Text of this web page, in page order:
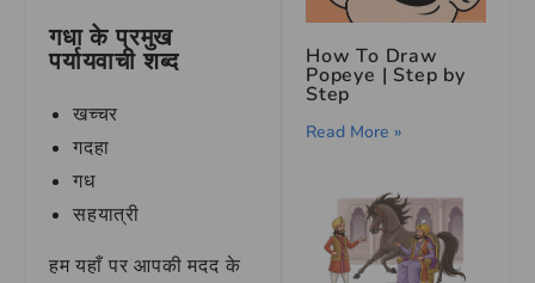
गधा के प्रमुख
पर्यायवाची शब्द
खच्चर
गदहा
गध
सहयात्री
हम यहाँ पर आपकी मदद के
How To Draw
Popeye | Step by
Step
Read More »